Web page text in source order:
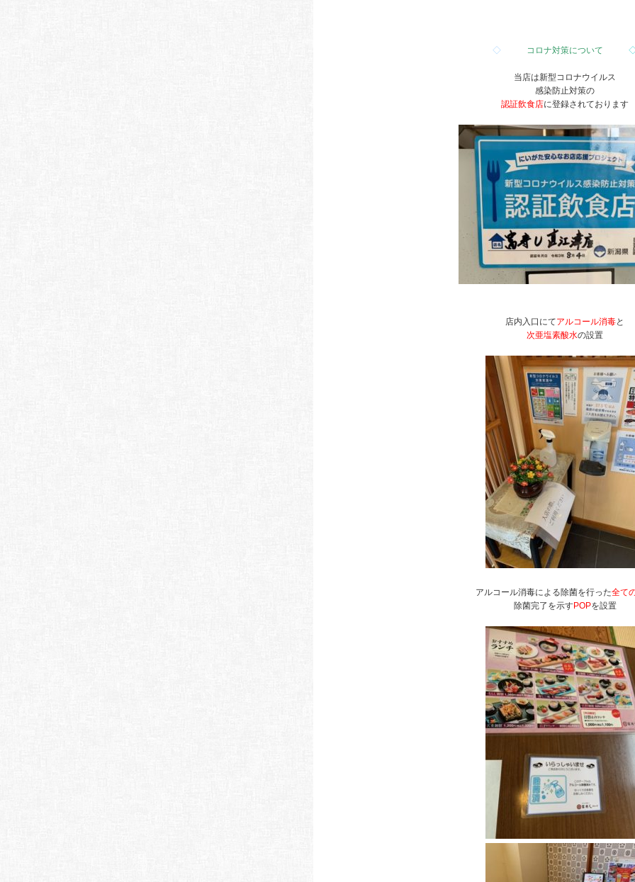
◇ コロナ対策について
当店は新型コロナウイルス
感染防止対策の
認証飲食店に登録されております
店内入口にてアルコール消毒と
次亜塩素酸水の設置
アルコール消毒による除菌を行った全て
除菌完了を示すPOPを設置